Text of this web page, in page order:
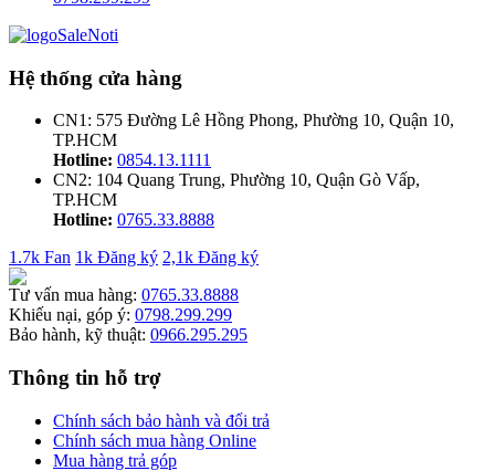
Hệ thống cửa hàng
CN1: 575 Đường Lê Hồng Phong, Phường 10, Quận 10,
TP.HCM
Hotline: 0854.13.1111
CN2: 104 Quang Trung, Phường 10, Quận Gò Vấp,
TP.HCM
Hotline: 0765.33.8888
1.7k Fan 1k Đăng ký 2,1k Đăng ký
Tư vấn mua hàng: 0765.33.8888
Khiếu nại, góp ý: 0798.299.299
Bảo hành, kỹ thuật: 0966.295.295
Thông tin hỗ trợ
Chính sách bảo hành và đổi trả
Chính sách mua hàng Online
Mua hàng trả góp